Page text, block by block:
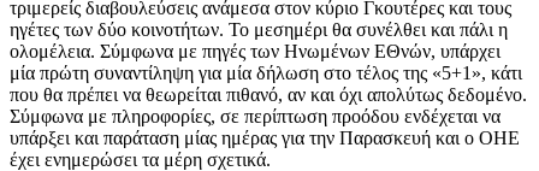
τριμερείς διαβουλεύσεις ανάμεσα στον κύριο Γκουτέρες και τους
ηγέτες των δύο κοινοτήτων. Το μεσημέρι θα συνέλθει και πάλι η
ολομέλεια. Σύμφωνα με πηγές των Ηνωμένων ΕΘνών, υπάρχει
μία πρώτη συναντίληψη για μία δήλωση στο τέλος της «5+1», κάτι
που θα πρέπει να θεωρείται πιθανό, αν και όχι απολύτως δεδομένο.
Σύμφωνα με πληροφορίες, σε περίπτωση προόδου ενδέχεται να
υπάρξει και παράταση μίας ημέρας για την Παρασκευή και ο ΟΗΕ
έχει ενημερώσει τα μέρη σχετικά.